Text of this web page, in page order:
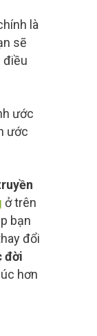
là
sẽ
điều
ước
ước
ở trên
bạn
đổi
đời
hơn